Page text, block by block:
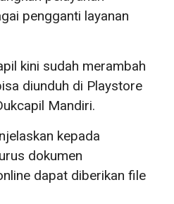
pengganti layanan
kini sudah merambah
diunduh di Playstore
Mandiri.
kepada
dokumen
dapat diberikan file